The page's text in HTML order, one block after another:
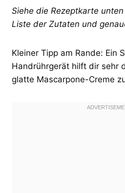
Siehe die Rezeptkarte
Liste der Zutaten und
Kleiner Tipp am Rande: Ein
Handrührgerät hilft dir sehr
glatte Mascarpone-Creme